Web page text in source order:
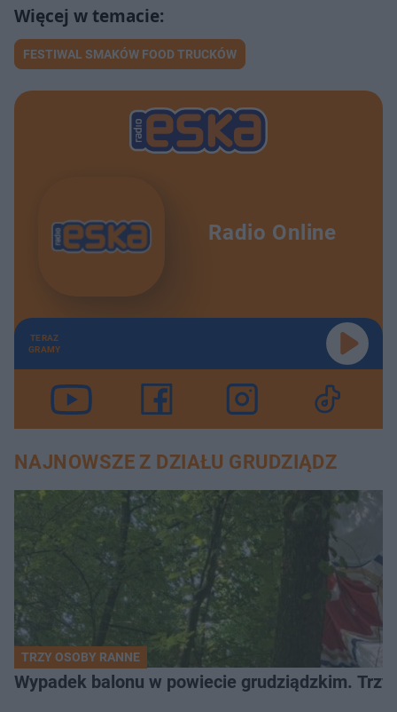
FESTIWAL SMAKÓW FOOD TRUCKÓW
Radio Online
TERAZ
GRAMY
NAJNOWSZE Z DZIAŁU GRUDZIĄDZ
TRZY OSOBY RANNE
Wypadek balonu w powiecie grudziądzkim.